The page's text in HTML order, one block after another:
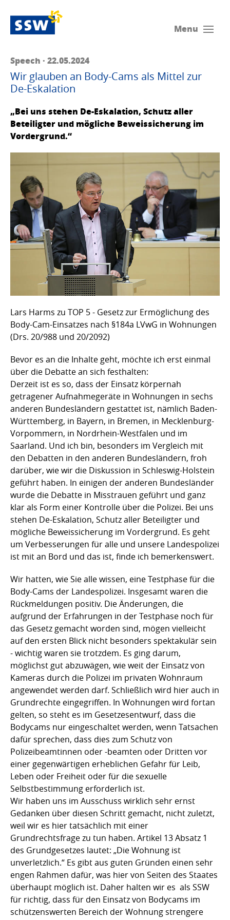
Menu
Speech · 22.05.2024
Wir glauben an Body-Cams als Mittel zur
De-Eskalation
„Bei uns stehen De-Eskalation, Schutz aller
Beteiligter und mögliche Beweissicherung im
Vordergrund.“
Lars Harms zu TOP 5 - Gesetz zur Ermöglichung des
Body-Cam-Einsatzes nach §184a LVwG in Wohnungen
(Drs. 20/988 und 20/2092)
Bevor es an die Inhalte geht, möchte ich erst einmal
über die Debatte an sich festhalten:
Derzeit ist es so, dass der Einsatz körpernah
getragener Aufnahmegeräte in Wohnungen in sechs
anderen Bundesländern gestattet ist, nämlich Baden-
Württemberg, in Bayern, in Bremen, in Mecklenburg-
Vorpommern, in Nordrhein-Westfalen und im
Saarland. Und ich bin, besonders im Vergleich mit
den Debatten in den anderen Bundesländern, froh
darüber, wie wir die Diskussion in Schleswig-Holstein
geführt haben. In einigen der anderen Bundesländer
wurde die Debatte in Misstrauen geführt und ganz
klar als Form einer Kontrolle über die Polizei. Bei uns
stehen De-Eskalation, Schutz aller Beteiligter und
mögliche Beweissicherung im Vordergrund. Es geht
um Verbesserungen für alle und unsere Landespolizei
ist mit an Bord und das ist, finde ich bemerkenswert.
Wir hatten, wie Sie alle wissen, eine Testphase für die
Body-Cams der Landespolizei. Insgesamt waren die
Rückmeldungen positiv. Die Änderungen, die
aufgrund der Erfahrungen in der Testphase noch für
das Gesetz gemacht worden sind, mögen vielleicht
auf den ersten Blick nicht besonders spektakulär sein
- wichtig waren sie trotzdem. Es ging darum,
möglichst gut abzuwägen, wie weit der Einsatz von
Kameras durch die Polizei im privaten Wohnraum
angewendet werden darf. Schließlich wird hier auch in
Grundrechte eingegriffen. In Wohnungen wird fortan
gelten, so steht es im Gesetzesentwurf, dass die
Bodycams nur eingeschaltet werden, wenn Tatsachen
dafür sprechen, dass dies zum Schutz von
Polizeibeamtinnen oder -beamten oder Dritten vor
einer gegenwärtigen erheblichen Gefahr für Leib,
Leben oder Freiheit oder für die sexuelle
Selbstbestimmung erforderlich ist.
Wir haben uns im Ausschuss wirklich sehr ernst
Gedanken über diesen Schritt gemacht, nicht zuletzt,
weil wir es hier tatsächlich mit einer
Grundrechtsfrage zu tun haben. Artikel 13 Absatz 1
des Grundgesetzes lautet: „Die Wohnung ist
unverletzlich.“ Es gibt aus guten Gründen einen sehr
engen Rahmen dafür, was hier von Seiten des Staates
überhaupt möglich ist. Daher halten wir es als SSW
für richtig, dass für den Einsatz von Bodycams im
schützenswerten Bereich der Wohnung strengere